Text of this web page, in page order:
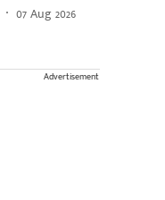
07 Aug 2026
Advertisement